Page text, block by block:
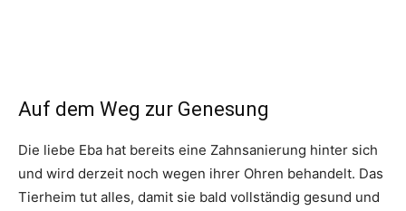
Auf dem Weg zur Genesung
Die liebe Eba hat bereits eine Zahnsanierung hinter sich
und wird derzeit noch wegen ihrer Ohren behandelt. Das
Tierheim tut alles, damit sie bald vollständig gesund und